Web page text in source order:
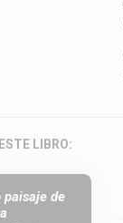
LIBRO:
de